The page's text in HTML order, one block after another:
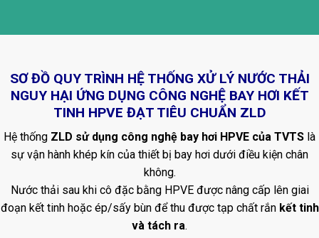
SƠ ĐỒ QUY TRÌNH HỆ THỐNG XỬ LÝ NƯỚC THẢI
NGUY HẠI ỨNG DỤNG CÔNG NGHỆ BAY HƠI KẾT
TINH HPVE ĐẠT TIÊU CHUẨN ZLD
Hệ thống ZLD sử dụng công nghệ bay hơi HPVE của TVTS là
sự vận hành khép kín của thiết bị bay hơi dưới điều kiện chân
không.
Nước thải sau khi cô đặc bằng HPVE được nâng cấp lên giai
đoạn kết tinh hoặc ép/sấy bùn để thu được tạp chất rắn kết tinh
và tách ra.